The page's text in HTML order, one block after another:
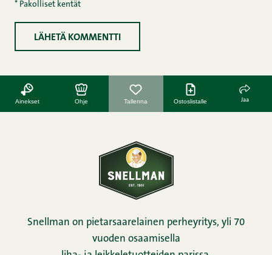
* Pakolliset kentät
Ainekset Ohje Tallenna Ostoslistalle Jaa
Snellman on pietarsaarelainen perheyritys, yli 70
vuoden osaamisella